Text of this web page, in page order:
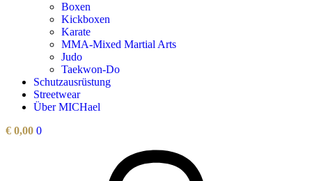
Boxen
Kickboxen
Karate
MMA-Mixed Martial Arts
Judo
Taekwon-Do
Schutzausrüstung
Streetwear
Über MICHael
€ 0,00 0